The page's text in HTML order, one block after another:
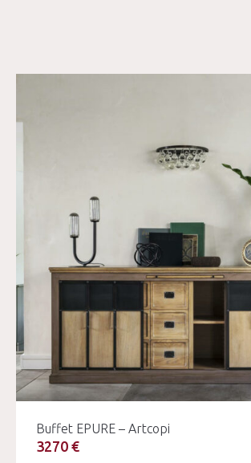
Buffet EPURE – Artcopi
3270 €